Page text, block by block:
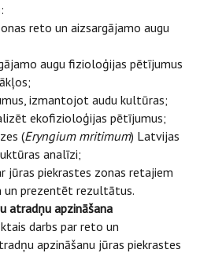
reto un aizsargājamo augu
augu fizioloģijas pētījumus
izmantojot audu kultūras;
ekofizioloģijas pētījumus;
(Eryngium mritimum) Latvijas
analīzi;
jūras piekrastes zonas retajiem
un prezentēt rezultātus.
atradņu apzināšana
darbs par reto un
apzināšanu jūras piekrastes